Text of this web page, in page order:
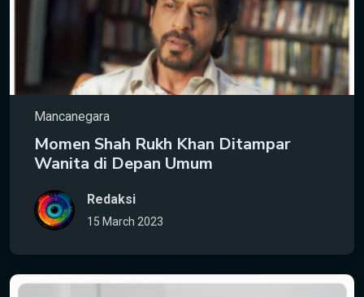
Mancanegara
Momen Shah Rukh Khan Ditampar
Wanita di Depan Umum
Redaksi
15 March 2023